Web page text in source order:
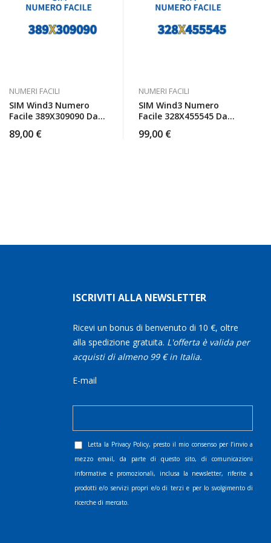
NUMERI FACILI
SIM Wind3 Numero
Facile 389X309090 Da
89,00 €
NUMERI FACILI
SIM Wind3 Numero
Facile 328X455545 Da
99,00 €
ISCRIVITI ALLA NEWSLETTER
Ricevi un bonus di benvenuto di 10 €, oltre
alla spedizione gratuita. L'offerta è valida per
acquisti di almeno 99 € in Italia.
E-mail
Letta la Privacy Policy, presto il mio consenso per l’invio a
mezzo email, da parte di questo sito, di comunicazioni
informative e promozionali, inclusa la newsletter, riferite a
prodotti e/o servizi propri e/o di terzi e per lo svolgimento di
ricerche di mercato.